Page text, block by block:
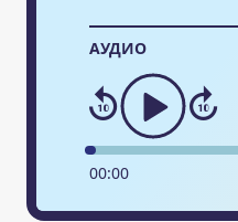
АУДИО
00:00